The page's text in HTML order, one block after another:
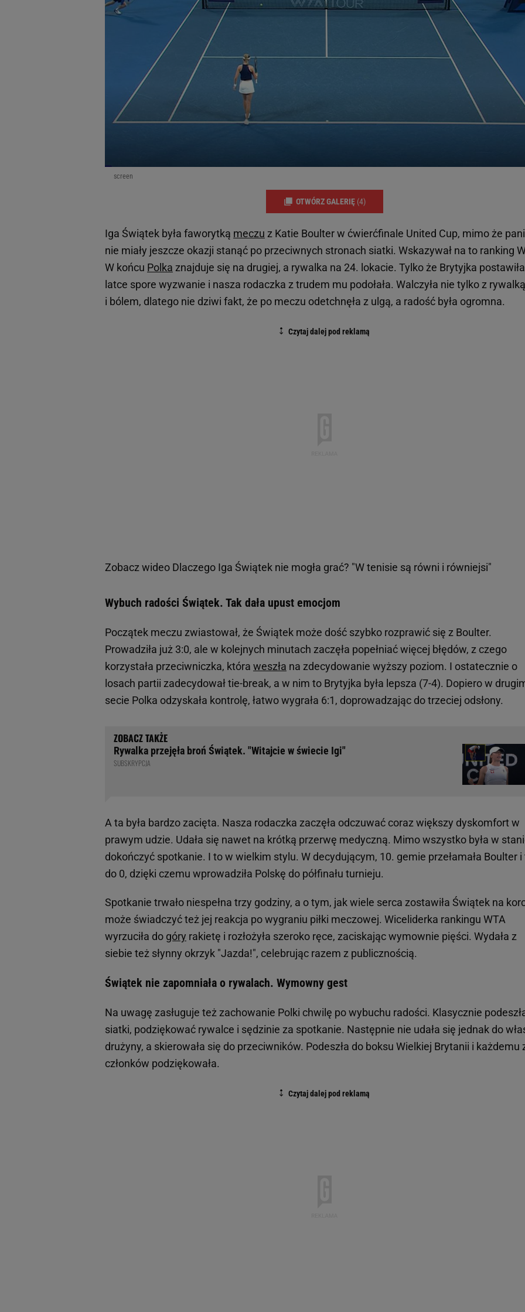
screen
OTWÓRZ GALERIĘ (4)
Iga Świątek była faworytką meczu z Katie Boulter w ćwierćfinale United Cup, mimo że
nie miały jeszcze okazji stanąć po przeciwnych stronach siatki. Wskazywał na to ranking
W końcu Polka znajduje się na drugiej, a rywalka na 24. lokacie. Tylko że Brytyjka
latce spore wyzwanie i nasza rodaczka z trudem mu podołała. Walczyła nie tylko z
i bólem, dlatego nie dziwi fakt, że po meczu odetchnęła z ulgą, a radość była ogromna.
Zobacz wideo Dlaczego Iga Świątek nie mogła grać? "W tenisie są równi i równiejsi"
Wybuch radości Świątek. Tak dała upust emocjom
Początek meczu zwiastował, że Świątek może dość szybko rozprawić się z Boulter.
Prowadziła już 3:0, ale w kolejnych minutach zaczęła popełniać więcej błędów, z czego
korzystała przeciwniczka, która weszła na zdecydowanie wyższy poziom. I ostatecznie o
losach partii zadecydował tie-break, a w nim to Brytyjka była lepsza (7-4). Dopiero w
secie Polka odzyskała kontrolę, łatwo wygrała 6:1, doprowadzając do trzeciej odsłony.
Rywalka przejęła broń Świątek. "Witajcie w świecie Igi"
SUBSKRYPCJA
A ta była bardzo zacięta. Nasza rodaczka zaczęła odczuwać coraz większy dyskomfort w
prawym udzie. Udała się nawet na krótką przerwę medyczną. Mimo wszystko była w
dokończyć spotkanie. I to w wielkim stylu. W decydującym, 10. gemie przełamała Boulter i
do 0, dzięki czemu wprowadziła Polskę do półfinału turnieju.
Spotkanie trwało niespełna trzy godziny, a o tym, jak wiele serca zostawiła Świątek na
może świadczyć też jej reakcja po wygraniu piłki meczowej. Wiceliderka rankingu WTA
wyrzuciła do góry rakietę i rozłożyła szeroko ręce, zaciskając wymownie pięści. Wydała z
siebie też słynny okrzyk "Jazda!", celebrując razem z publicznością.
Świątek nie zapomniała o rywalach. Wymowny gest
Na uwagę zasługuje też zachowanie Polki chwilę po wybuchu radości. Klasycznie
siatki, podziękować rywalce i sędzinie za spotkanie. Następnie nie udała się jednak do
drużyny, a skierowała się do przeciwników. Podeszła do boksu Wielkiej Brytanii i każdemu
członków podziękowała.